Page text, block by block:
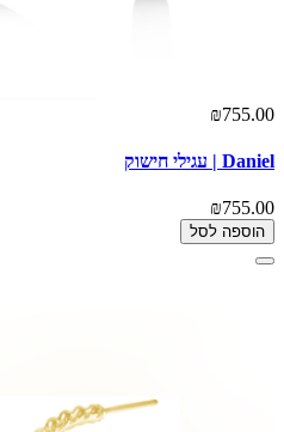
₪755.00
Daniel | עגילי חישוק
₪755.00
הוספה לסל